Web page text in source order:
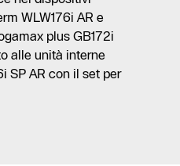
WLW176i AR e
plus GB172i
alle unità interne
SP AR con il set per